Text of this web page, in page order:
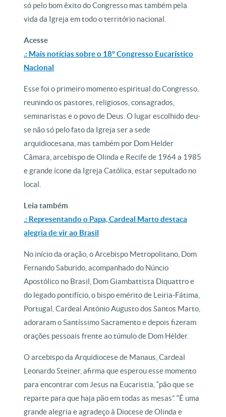
só pelo bom êxito do Congresso mas também pela
vida da Igreja em todo o território nacional.
Acesse
.: Mais notícias sobre o 18º Congresso Eucarístico
Nacional
Esse foi o primeiro momento espiritual do Congresso,
reunindo os pastores, religiosos, consagrados,
seminaristas e o povo de Deus. O lugar escolhido deu-
se não só pelo fato da Igreja ser a sede
arquidiocesana, mas também por Dom Helder
Câmara, arcebispo de Olinda e Recife de 1964 a 1985
e grande ícone da Igreja Católica, estar sepultado no
local.
Leia também
.: Representando o Papa, Cardeal Marto destaca
alegria de vir ao Brasil
No início da oração, o Arcebispo Metropolitano, Dom
Fernando Saburido, acompanhado do Núncio
Apostólico no Brasil, Dom Giambattista Diquattro e
do legado pontifício, o bispo emérito de Leiria-Fátima,
Portugal, Cardeal António Augusto dos Santos Marto,
adoraram o Santíssimo Sacramento e depois fizeram
orações pessoais frente ao túmulo de Dom Hélder.
O arcebispo da Arquidiocese de Manaus, Cardeal
Leonardo Steiner, afirma que esperou esse momento
para encontrar com Jesus na Eucaristia, “pão que se
reparte para que haja pão em todas as mesas”. “É uma
grande alegria e agradeço à Diocese de Olinda e